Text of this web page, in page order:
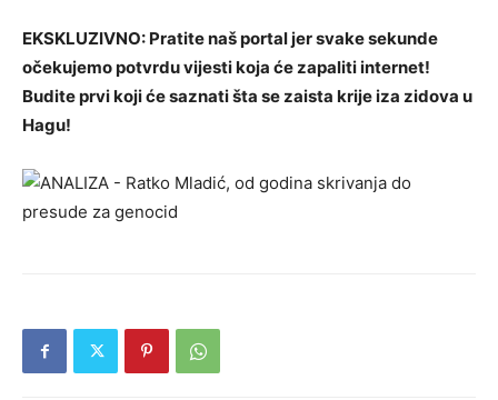
EKSKLUZIVNO: Pratite naš portal jer svake sekunde
očekujemo potvrdu vijesti koja će zapaliti internet!
Budite prvi koji će saznati šta se zaista krije iza zidova u
Hagu!